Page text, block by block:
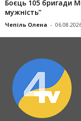
Боєць 105 бригади
мужність”
Чепіль Олена -